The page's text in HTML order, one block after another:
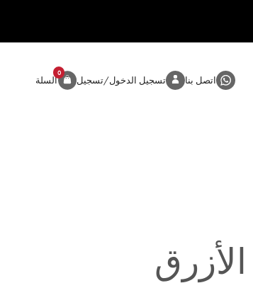
اتصل بنا تسجيل الدخول/تسجيل السلة
0
المنتج